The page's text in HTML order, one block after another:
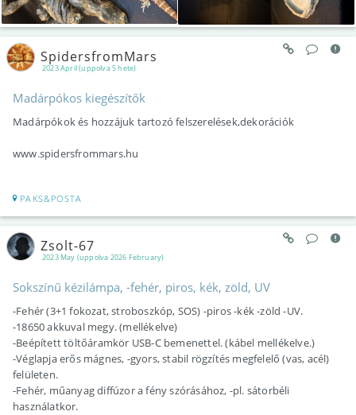
2023 April (uppolva 5 hete)
SpidersfromMars
Madárpókos kiegészítők
Madárpókok és hozzájuk tartozó felszerelések,dekorációk
www.spidersfrommars.hu
PAKS&POSTA
2023 May (uppolva 2026 February)
Zsolt-67
Sokszínű kézilámpa, -fehér, piros, kék, zöld, UV
-Fehér (3+1 fokozat, stroboszkóp, SOS) -piros -kék -zöld -UV.
-18650 akkuval megy. (mellékelve)
-Beépített töltőáramkör USB-C bemenettel. (kábel mellékelve.)
-Véglapja erős mágnes, -gyors, stabil rögzítés megfelelő (vas, acél)
felületen.
-Fehér, műanyag diffúzor a fény szórásához, -pl. sátorbéli
használatkor.